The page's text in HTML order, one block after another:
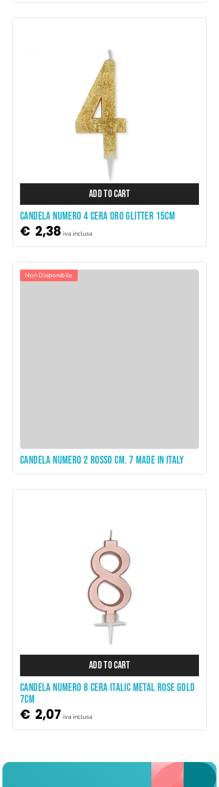
ADD TO CART
CANDELA NUMERO 4 CERA ORO GLITTER 15CM
€ 2,38 iva inclusa
Non Disponibile
CANDELA NUMERO 2 ROSSO CM. 7 MADE IN ITALY
ADD TO CART
CANDELA NUMERO 8 CERA ITALIC METAL ROSE GOLD
7CM
€ 2,07 iva inclusa